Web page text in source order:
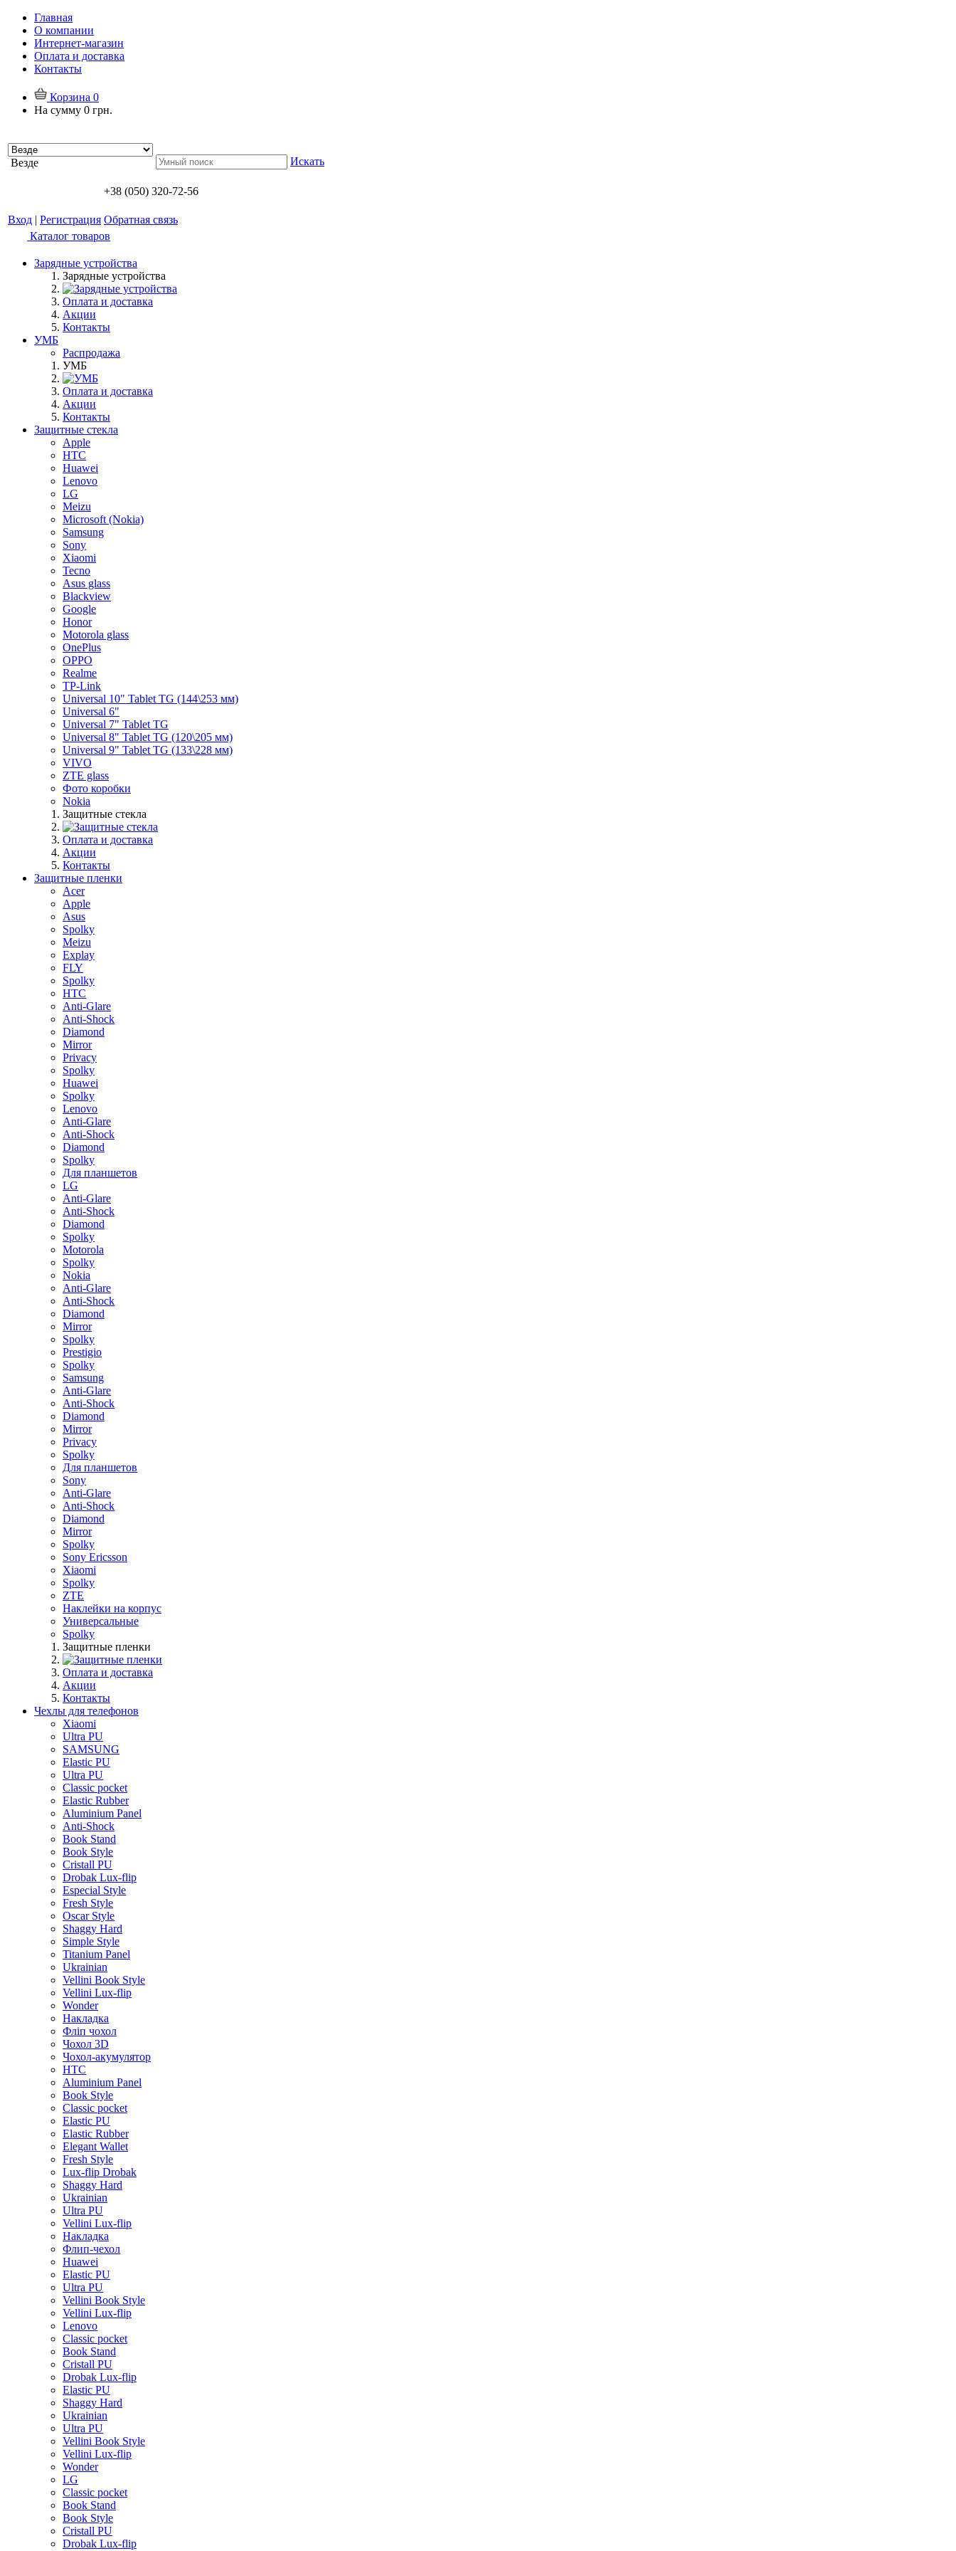
Главная
О компании
Интернет-магазин
Оплата и доставка
Контакты
Корзина 0
На сумму 0 грн.
Везде Искать
+38 (050) 320-72-56
Вход | Регистрация Обратная связь
Каталог товаров
Зарядные устройства
Зарядные устройства
Оплата и доставка
Акции
Контакты
УМБ
Распродажа
УМБ
Оплата и доставка
Акции
Контакты
Защитные стекла
Apple
HTC
Huawei
Lenovo
LG
Meizu
Microsoft (Nokia)
Samsung
Sony
Xiaomi
Tecno
Asus glass
Blackview
Google
Honor
Motorola glass
OnePlus
OPPO
Realme
TP-Link
Universal 10" Tablet TG (144\253 мм)
Universal 6"
Universal 7" Tablet TG
Universal 8" Tablet TG (120\205 мм)
Universal 9" Tablet TG (133\228 мм)
VIVO
ZTE glass
Фото коробки
Nokia
Защитные стекла
Оплата и доставка
Акции
Контакты
Защитные пленки
Acer
Apple
Asus
Spolky
Meizu
Explay
FLY
Spolky
HTC
Anti-Glare
Anti-Shock
Diamond
Mirror
Privacy
Spolky
Huawei
Spolky
Lenovo
Anti-Glare
Anti-Shock
Diamond
Spolky
Для планшетов
LG
Anti-Glare
Anti-Shock
Diamond
Spolky
Motorola
Spolky
Nokia
Anti-Glare
Anti-Shock
Diamond
Mirror
Spolky
Prestigio
Spolky
Samsung
Anti-Glare
Anti-Shock
Diamond
Mirror
Privacy
Spolky
Для планшетов
Sony
Anti-Glare
Anti-Shock
Diamond
Mirror
Spolky
Sony Ericsson
Xiaomi
Spolky
ZTE
Наклейки на корпус
Универсальные
Spolky
Защитные пленки
Оплата и доставка
Акции
Контакты
Чехлы для телефонов
Xiaomi
Ultra PU
SAMSUNG
Elastic PU
Ultra PU
Classic pocket
Elastic Rubber
Aluminium Panel
Anti-Shock
Book Stand
Book Style
Cristall PU
Drobak Lux-flip
Especial Style
Fresh Style
Oscar Style
Shaggy Hard
Simple Style
Titanium Panel
Ukrainian
Vellini Book Style
Vellini Lux-flip
Wonder
Накладка
Фліп чохол
Чохол 3D
Чохол-акумулятор
HTC
Aluminium Panel
Book Style
Classic pocket
Elastic PU
Elastic Rubber
Elegant Wallet
Fresh Style
Lux-flip Drobak
Shaggy Hard
Ukrainian
Ultra PU
Vellini Lux-flip
Накладка
Флип-чехол
Huawei
Elastic PU
Ultra PU
Vellini Book Style
Vellini Lux-flip
Lenovo
Classic pocket
Book Stand
Cristall PU
Drobak Lux-flip
Elastic PU
Shaggy Hard
Ukrainian
Ultra PU
Vellini Book Style
Vellini Lux-flip
Wonder
LG
Classic pocket
Book Stand
Book Style
Cristall PU
Drobak Lux-flip